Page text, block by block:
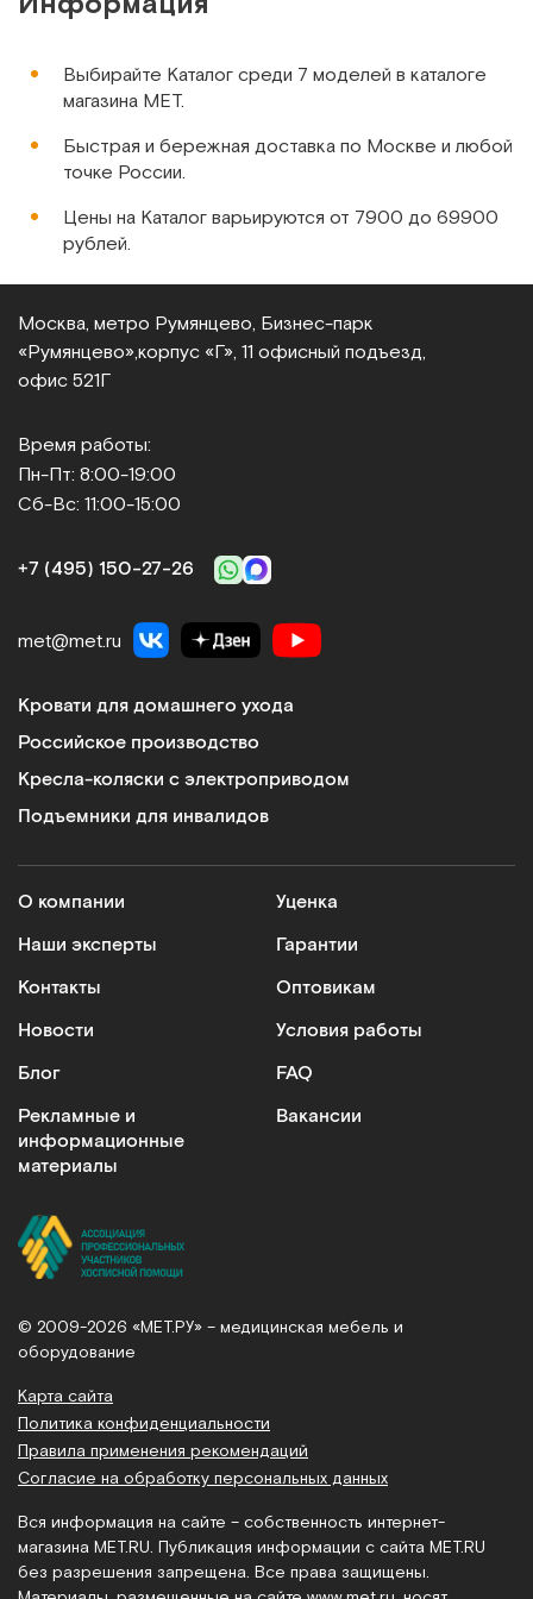
Выбирайте Каталог среди 7 моделей в каталоге
магазина МЕТ.
Быстрая и бережная доставка по Москве и любой
точке России.
Цены на Каталог варьируются от 7900 до 69900
рублей.
Москва, метро Румянцево, Бизнес‑парк
«Румянцево», корпус «Г», 11 офисный подъезд,
офис 521Г
Время работы:
Пн-Пт: 8:00-19:00
Сб-Вс: 11:00-15:00
+7 (495) 150‑27‑26
met@met.ru
Кровати для домашнего ухода
Российское производство
Кресла-коляски с электроприводом
Подъемники для инвалидов
О компании
Наши эксперты
Контакты
Новости
Блог
Рекламные и
информационные
материалы
Уценка
Гарантии
Оптовикам
Условия работы
FAQ
Вакансии
© 2009-2026 «МЕТ.РУ» – медицинская мебель и
оборудование
Карта сайта
Политика конфиденциальности
Правила применения рекомендаций
Согласие на обработку персональных данных
Вся информация на сайте – собственность интернет-
магазина MET.RU. Публикация информации с сайта MET.RU
без разрешения запрещена. Все права защищены.